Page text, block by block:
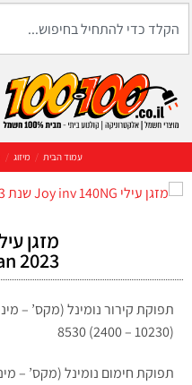
עמוד הבית / מיזוג /
2023 Tadiran ‏1.0 ‏כ”ס תדיראן
8530 (2400 – 10230)